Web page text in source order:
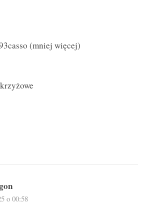
(mniej więcej)
o 00:58